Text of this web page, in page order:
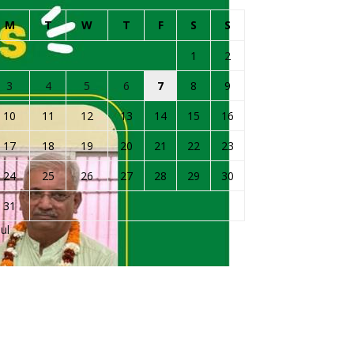
M T W T F S S
1
2
3
4 5 6 7 8
9
10
11 12 13 14 15
16
17
18 19 20 21 22
23
24
25 26 27 28 29
30
31